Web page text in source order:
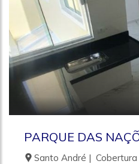
PARQUE DAS
Santo André |